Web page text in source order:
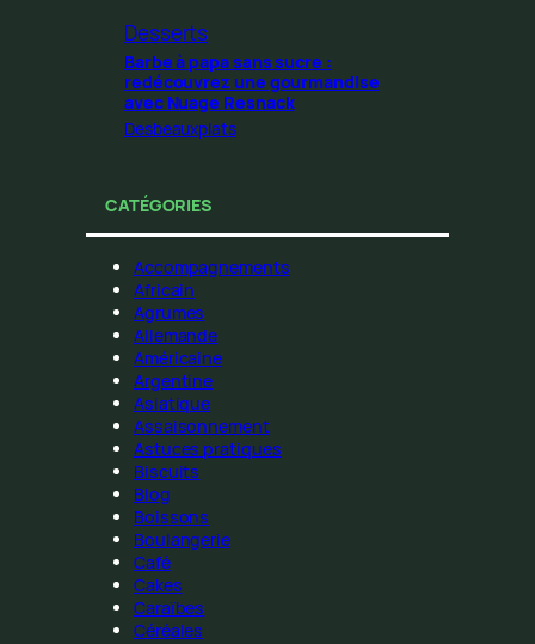
Desserts
Barbe à papa sans sucre :
redécouvrez une gourmandise
avec Nuage Resnack
Desbeauxplats
CATÉGORIES
Accompagnements
Africain
Agrumes
Allemande
Américaine
Argentine
Asiatique
Assaisonnement
Astuces pratiques
Biscuits
Blog
Boissons
Boulangerie
Café
Cakes
Caraïbes
Céréales